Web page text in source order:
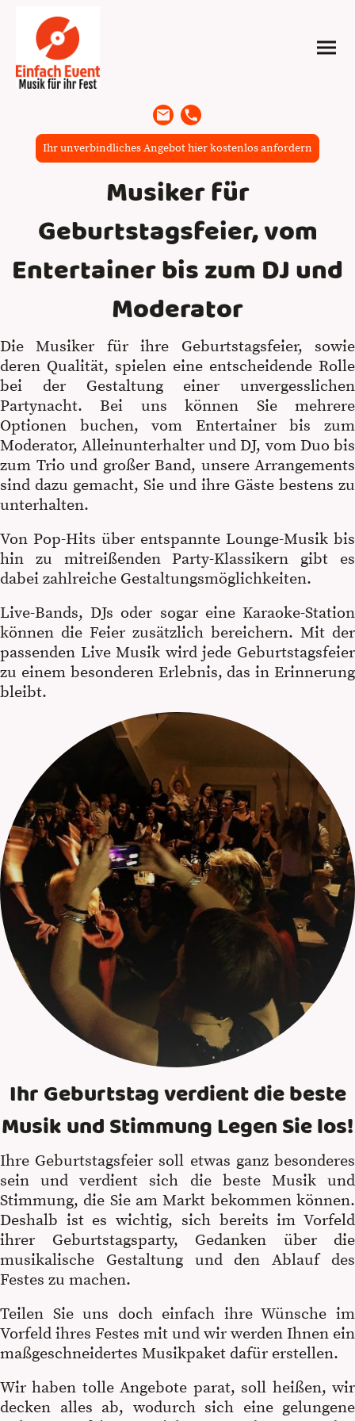
Musiker für
Geburtstagsfeier, vom
Entertainer bis zum DJ und
Moderator
Ihr unverbindliches Angebot hier kostenlos anfordern
Die Musiker für ihre Geburtstagsfeier, sowie
deren Qualität, spielen eine entscheidende Rolle
bei der Gestaltung einer unvergesslichen
Partynacht. Bei uns können Sie mehrere
Optionen buchen, vom Entertainer bis zum
Moderator, Alleinunterhalter und DJ, vom Duo bis
zum Trio und großer Band, unsere Arrangements
sind dazu gemacht, Sie und ihre Gäste bestens zu
unterhalten.
Von Pop-Hits über entspannte Lounge-Musik bis
hin zu mitreißenden Party-Klassikern gibt es
dabei zahlreiche Gestaltungsmöglichkeiten.
Live-Bands, DJs oder sogar eine Karaoke-Station
können die Feier zusätzlich bereichern. Mit der
passenden Live Musik wird jede Geburtstagsfeier
zu einem besonderen Erlebnis, das in Erinnerung
bleibt.
Ihr Geburtstag verdient die beste
Musik und Stimmung Legen Sie los!
Ihre Geburtstagsfeier soll etwas ganz besonderes
sein und verdient sich die beste Musik und
Stimmung, die Sie am Markt bekommen können.
Deshalb ist es wichtig, sich bereits im Vorfeld
ihrer Geburtstagsparty, Gedanken über die
musikalische Gestaltung und den Ablauf des
Festes zu machen.
Teilen Sie uns doch einfach ihre Wünsche im
Vorfeld ihres Festes mit und wir werden Ihnen ein
maßgeschneidertes Musikpaket dafür erstellen.
Wir haben tolle Angebote parat, soll heißen, wir
decken alles ab, wodurch sich eine gelungene